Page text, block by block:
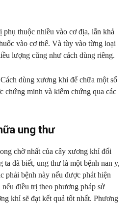
thuộc nhiều vào cơ địa, lẫn khả
vào cơ thể. Và tùy vào từng loại
lượng cũng như cách dùng riêng.
dùng xương khi để chữa một số
chứng minh và kiểm chứng qua các
ung thư
chờ nhất của cây xương khỉ đối
đã biết, ung thư là một bệnh nan y,
phải bệnh này nếu được phát hiện
điều trị theo phương pháp sử
khỉ sẽ đạt kết quả tốt nhất. Phương